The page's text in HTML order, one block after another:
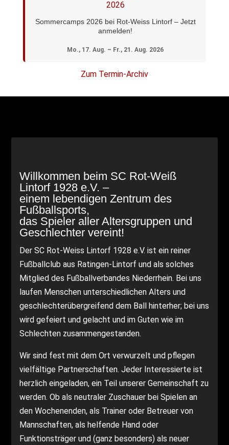
Sommercamps 2026 bei Rot-Weiss Lintorf – Jetzt
anmelden!
Mo., 17. Aug. – Fr., 21. Aug. 2026
Zum Termin-Archiv
Willkommen beim SC Rot-Weiß
Lintorf 1928 e.V. –
einem lebendigen Zentrum des
Fußballsports,
das Spieler aller Altersgruppen und
Geschlechter vereint!
Der SC Rot-Weiss Lintorf 1928 e.V. ist ein reiner
Fußballclub aus Ratingen-Lintorf und als solches
Mitglied des Fußballverbandes Niederrhein. Bei uns
laufen Menschen unterschiedlichen Alters und
geschlechterübergreifend dem Ball hinterher; bei uns
wird gefeiert und gelacht und im Guten wie im
Schlechten zusammengestanden.
Wir sind fest mit dem Ort verwurzelt und pflegen
vielfältige Partnerschaften. Jeder Interessierte ist
herzlich eingeladen, ein Teil unserer Gemeinschaft zu
werden. Ob als neutraler Zuschauer bei Spielen an
den Wochenenden, als Trainer oder Betreuer von
Mannschaften, als helfende Hand oder
Funktionsträger und (ganz besonders) als neuer